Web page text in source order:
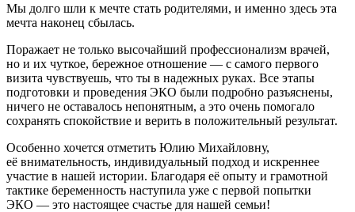
Мы долго шли к мечте стать родителями, и именно здесь эта
мечта наконец сбылась.
Поражает не только высочайший профессионализм врачей,
но и их чуткое, бережное отношение — с самого первого
визита чувствуешь, что ты в надежных руках. Все этапы
подготовки и проведения ЭКО были подробно разъяснены,
ничего не оставалось непонятным, а это очень помогало
сохранять спокойствие и верить в положительный результат.
Особенно хочется отметить Юлию Михайловну,
её внимательность, индивидуальный подход и искреннее
участие в нашей истории. Благодаря её опыту и грамотной
тактике беременность наступила уже с первой попытки
ЭКО — это настоящее счастье для нашей семьи!